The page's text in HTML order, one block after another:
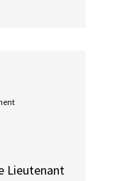
Lieutenant